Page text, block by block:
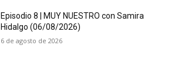
Episodio 8 | MUY NUESTRO con Samira
Hidalgo (06/08/2026)
6 de agosto de 2026